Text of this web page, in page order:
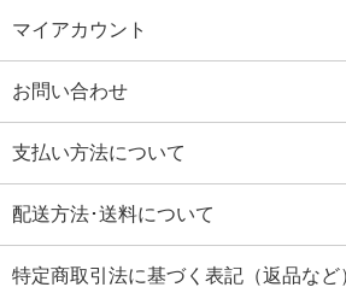
マイアカウント
お問い合わせ
支払い方法について
配送方法･送料について
特定商取引法に基づく表記（返品など